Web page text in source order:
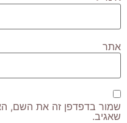
אתר
שמור בדפדפן זה את השם,
שאגיב.